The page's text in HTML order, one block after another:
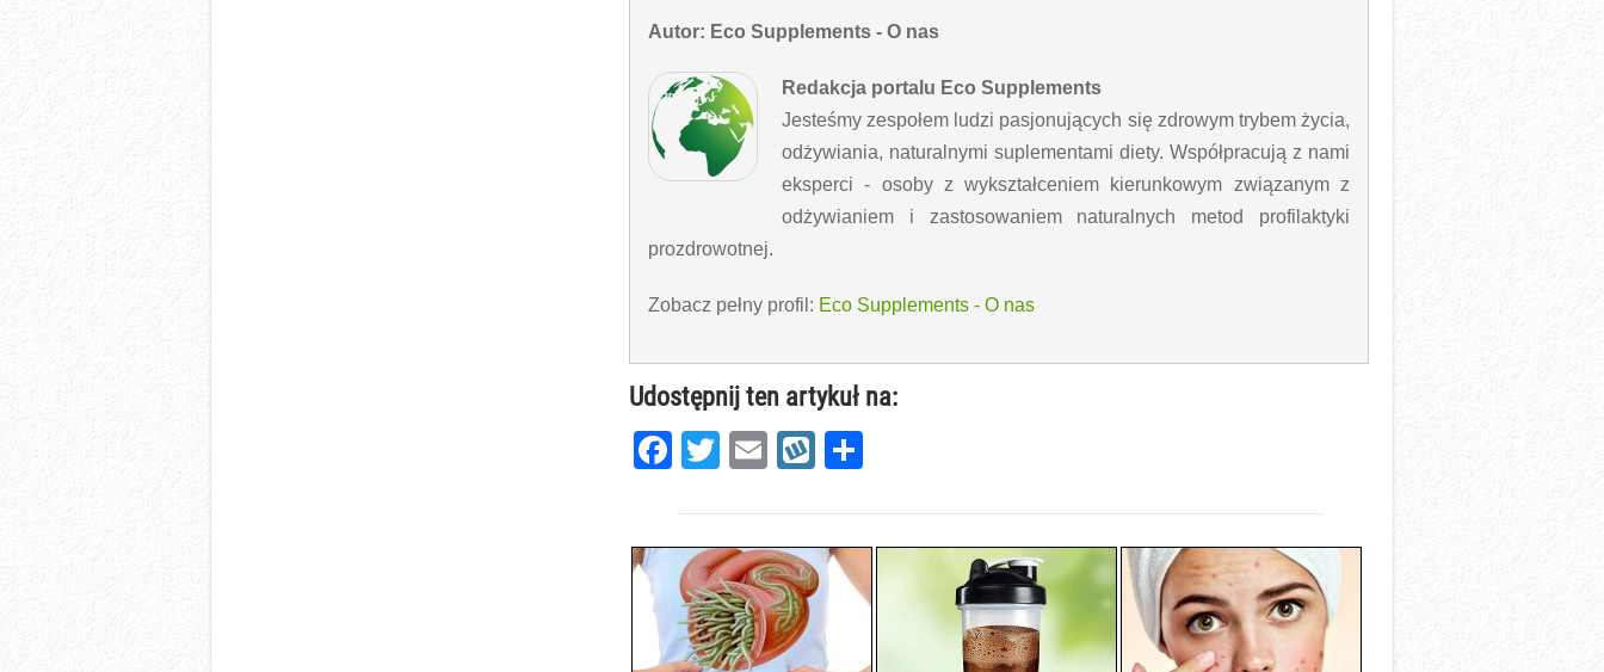
Autor: Eco Supplements - O nas
Redakcja portalu Eco Supplements
Jesteśmy zespołem ludzi pasjonujących się zdrowym trybem życia,
odżywiania, naturalnymi suplementami diety. Współpracują z nami
eksperci - osoby z wykształceniem kierunkowym związanym z
odżywianiem i zastosowaniem naturalnych metod profilaktyki
prozdrowotnej.
Zobacz pełny profil: Eco Supplements - O nas
Udostępnij ten artykuł na:
Facebook
TwitterEmailWykop